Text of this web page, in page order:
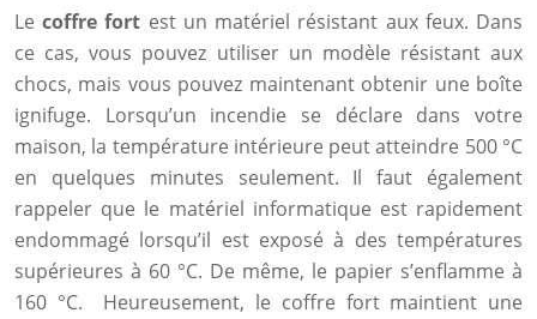
Lecoffre fort est un matériel résistant aux feux. Dans
ce cas, vous pouvez utiliser un modèle résistant aux
chocs, mais vous pouvez maintenant obtenir une boîte
ignifuge. Lorsqu’un incendie se déclare dans votre
maison, la température intérieure peut atteindre 500 °C
en quelques minutes seulement. Il faut également
rappeler que le matériel informatique est rapidement
endommagé lorsqu’il est exposé à des températures
supérieures à 60 °C. De même, le papier s’enflamme à
160 °C. Heureusement, le coffre fort maintient une